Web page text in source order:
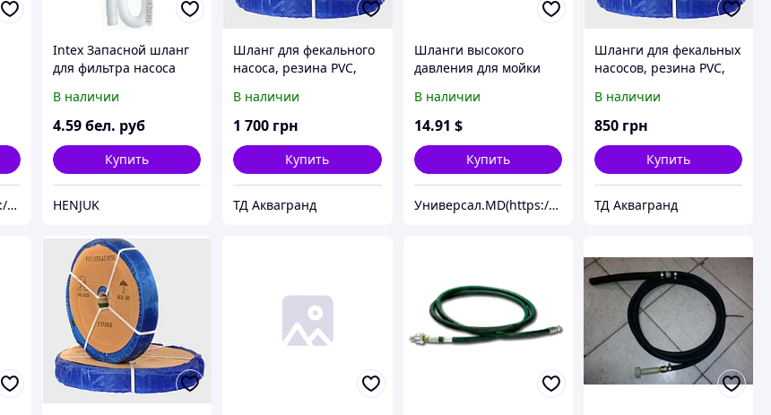
Универсал.MD(https://universal.prom.md/)
Intex Запасной шланг
для фильтра насоса
В наличии
4.59бел. руб
Купить
HENJUK
Шланг для фекального
насоса, резина PVC,
(бухта 100м)
В наличии
1 700 грн
Купить
ТД Аквагранд
Шланги высокого
давления для мойки
плюс оборудование
Шланг высокого
GARDEN CW, 8 м,
черный
В наличии
14.91 $
Купить
Универсал.MD(https://universal.prom.md/)
Шланги для фекальных
насосов, резина PVC,
(бухта 50м)
В наличии
850 грн
Купить
ТД Аквагранд